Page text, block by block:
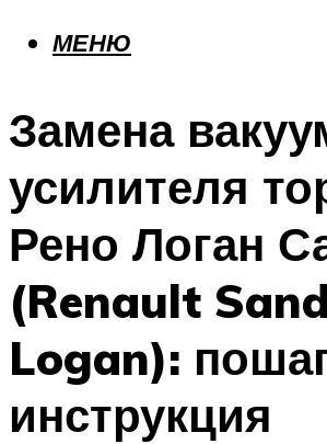
МЕНЮ
Замена
усилителя
Рено Логан
(Renault
Logan):
инструкция